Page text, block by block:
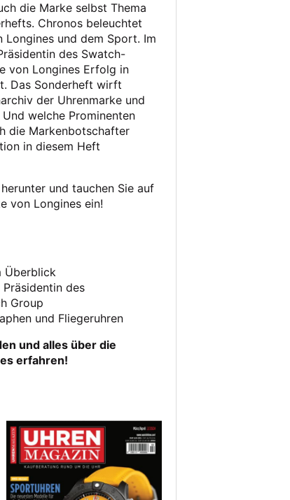
die Marke selbst Thema
Chronos beleuchtet
Longines und dem Sport. Im
des Swatch-
von Longines Erfolg in
Das Sonderheft wirft
der Uhrenmarke und
welche Prominenten
die Markenbotschafter
in diesem Heft
und tauchen Sie auf
von Longines ein!
Überblick
des
Group
und Fliegeruhren
und alles über die
erfahren!